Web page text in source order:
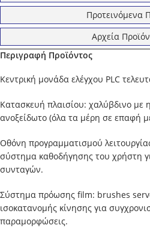
Προτεινόμενα
Αρχεία
Περιγραφή Προϊόντος
Kεντρική μονάδα ελέγχου PLC
Κατασκευή πλαισίου: χαλύβδινο με
ανοξείδωτο (όλα τα μέρη σε επαφή
Oθόνη προγραμματισμού
σύστημα καθοδήγησης του χρήστη
συνταγών.
Σύστημα πρόωσης film: brushes
ισοκατανομής κίνησης για
παραμορφώσεις.